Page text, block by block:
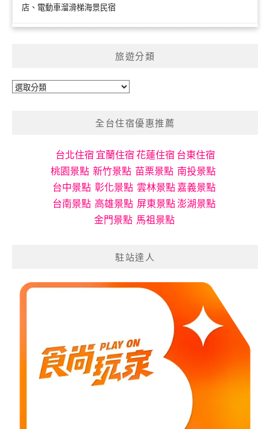
店、電動車溜滑梯海景民宿
旅遊分類
旅
全台住宿優惠推薦
台北住宿 宜蘭住宿花蓮住宿 台東住宿
桃園景點 新竹景點 苗栗景點 南投景點
台中景點 彰化景點 雲林景點嘉義景點
台南景點 高雄景點 屏東景點澎湖景點
金門景點 馬祖景點
駐站達人